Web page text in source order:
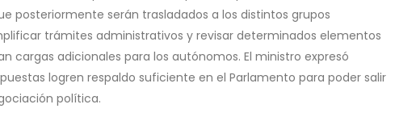
posteriormente serán trasladados a los distintos grupos
trámites administrativos y revisar determinados elementos
cargas adicionales para los autónomos. El ministro expresó
logren respaldo suficiente en el Parlamento para poder salir
política.